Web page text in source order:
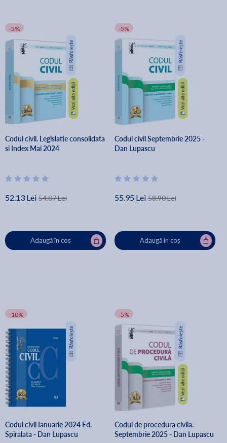
-5%
Codul civil. Legislatie consolidata
si Index Mai 2024
52.13 Lei 54.87 Lei
Adaugă în coș
-5%
Codul civil Septembrie 2025 -
Dan Lupascu
55.95 Lei 58.90 Lei
Adaugă în coș
-10%
Codul civil Ianuarie 2024 Ed.
Spiralata - Dan Lupascu
-5%
Codul de procedura civila.
Septembrie 2025 - Dan Lupascu